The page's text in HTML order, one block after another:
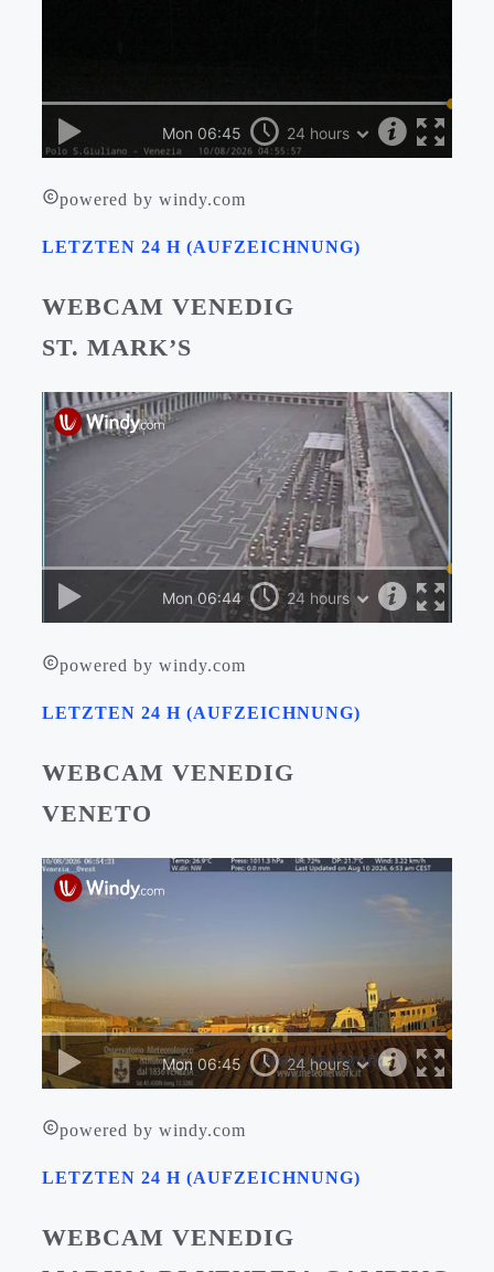
powered by windy.com
LETZTEN 24 H (AUFZEICHNUNG)
WEBCAM VENEDIG
ST. MARK’S
powered by windy.com
LETZTEN 24 H (AUFZEICHNUNG)
WEBCAM VENEDIG
VENETO
powered by windy.com
LETZTEN 24 H (AUFZEICHNUNG)
WEBCAM VENEDIG